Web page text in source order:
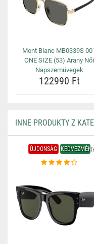
Mont Blanc MB0339S
ONE SIZE (53) Arany Női
Napszemüvegek
122990 Ft
INNE PRODUKTY Z
ÚJDONSÁG KEDVEZMÉNY